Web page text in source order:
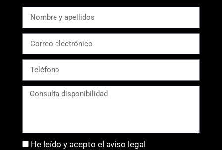
He leído y acepto el aviso legal